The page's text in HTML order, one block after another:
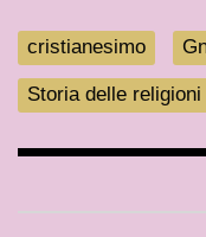
cristianesimo
Storia delle religioni